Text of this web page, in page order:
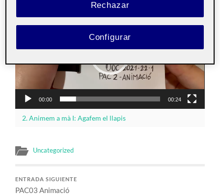
de
vídeo
00:00 00:24
2. Animem a mà I: Agafem el llapis
Uncategorized
ENTRADA SIGUIENTE
PAC03 Animació
Rechazar
Configurar